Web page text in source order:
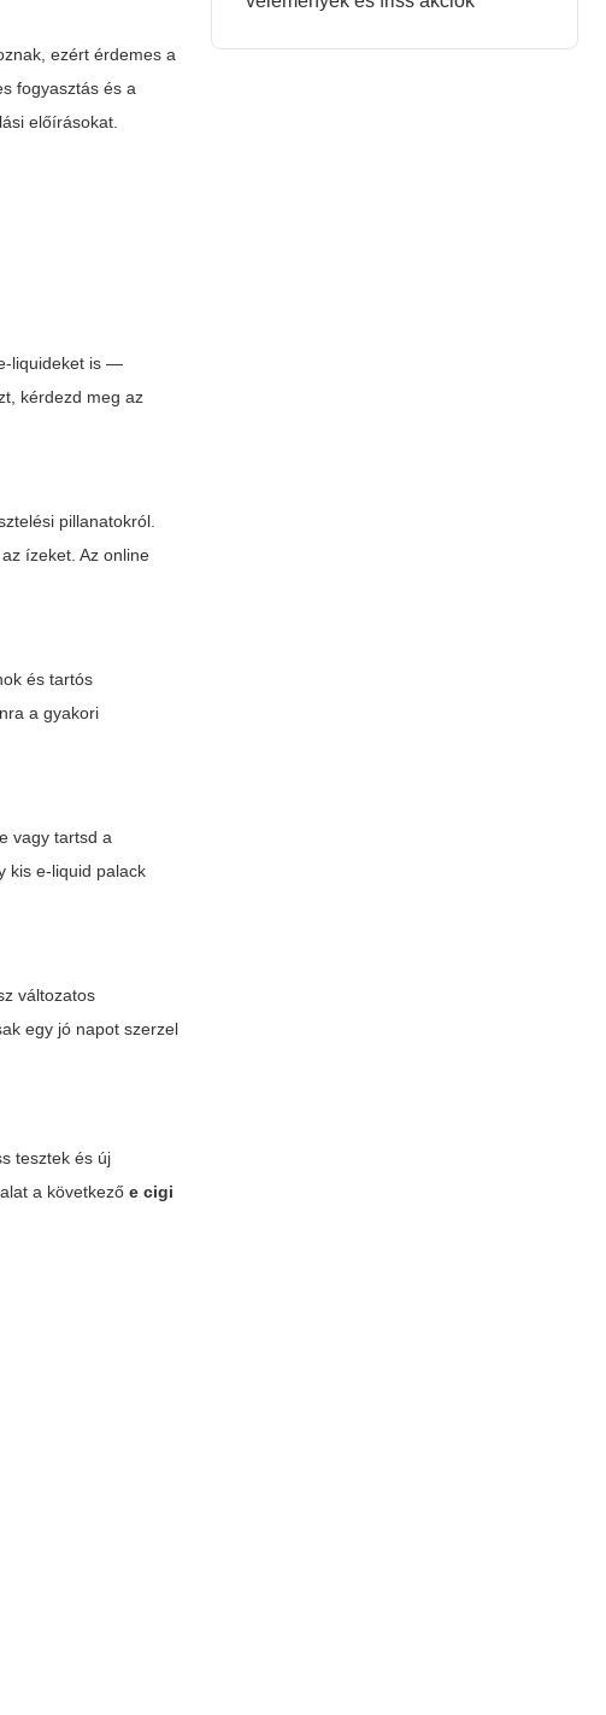
ezért érdemes a
fogyasztás és a
előírásokat.
liquideket is —
kérdezd meg az
pillanatokról.
ízeket. Az online
és tartós
a gyakori
vagy tartsd a
kis e-liquid palack
változatos
egy jó napot szerzel
tesztek és új
a következőe cigi